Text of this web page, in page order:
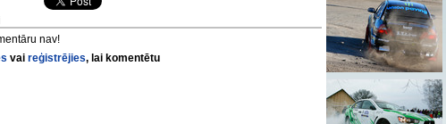
nav!
vai reģistrējies, lai komentētu